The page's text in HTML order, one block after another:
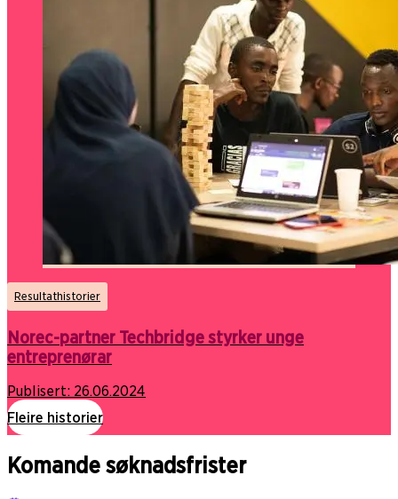
Resultathistorier
Norec-partner Techbridge styrker unge
entreprenørar
Publisert: 26.06.2024
Fleire historier
Komande søknadsfrister